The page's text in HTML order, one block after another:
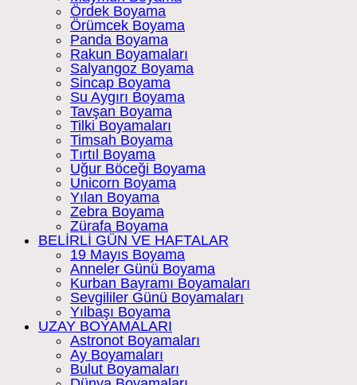
Ördek Boyama
Örümcek Boyama
Panda Boyama
Rakun Boyamaları
Salyangoz Boyama
Sincap Boyama
Su Aygırı Boyama
Tavşan Boyama
Tilki Boyamaları
Timsah Boyama
Tırtıl Boyama
Uğur Böceği Boyama
Unicorn Boyama
Yılan Boyama
Zebra Boyama
Zürafa Boyama
BELİRLİ GÜN VE HAFTALAR
19 Mayıs Boyama
Anneler Günü Boyama
Kurban Bayramı Boyamaları
Sevgililer Günü Boyamaları
Yılbaşı Boyama
UZAY BOYAMALARI
Astronot Boyamaları
Ay Boyamaları
Bulut Boyamaları